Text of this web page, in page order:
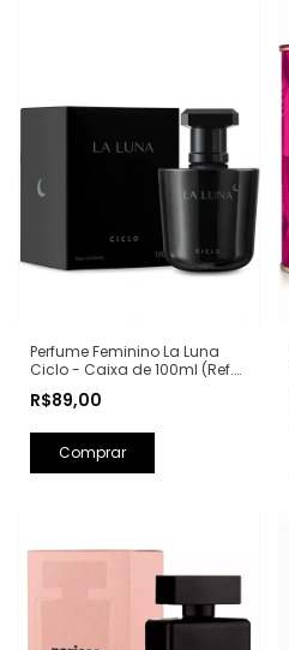
Perfume Feminino La Luna
Ciclo - Caixa de 100ml (Ref.
Lancôme)
R$89,00